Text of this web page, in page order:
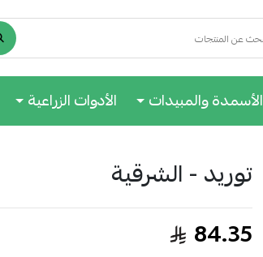
الأسمدة والمبيدات الأدوات الزراعية
توريد - الشرقية
84.35